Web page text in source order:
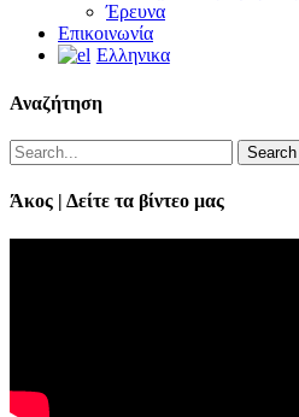
Έρευνα
Επικοινωνία
Ελληνικα
Αναζήτηση
Search
Άκος | Δείτε τα βίντεο μας